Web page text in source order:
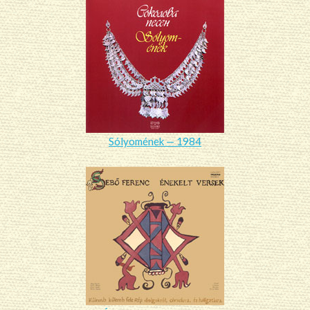
Sólyomének — 1984